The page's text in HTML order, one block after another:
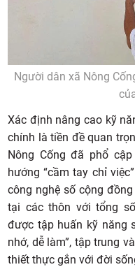
Người dân xã Nông
Xác định nâng cao kỹ
chính là tiền đề quan
Nông Cống đã phổ
hướng “cầm tay chỉ
công nghệ số cộng
tại các thôn với tổng
được tập huấn kỹ năng
nhớ, dễ làm”, tập trung
thiết thực gắn với đời